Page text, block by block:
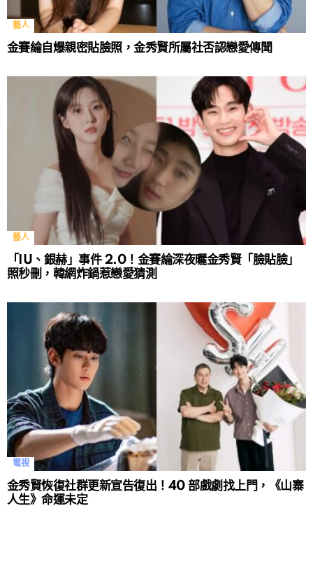
藝人
金賽綸自爆親密貼臉照，金秀賢所屬社否認戀愛傳聞
藝人
「IU、銀赫」事件 2.0！金賽綸深夜曬金秀賢「臉貼臉」
照秒刪，韓網炸鍋惹戀愛猜測
電視
金秀賢恢復社群更新宣告復出！40 部戲劇找上門，《山寨
人生》命運未定